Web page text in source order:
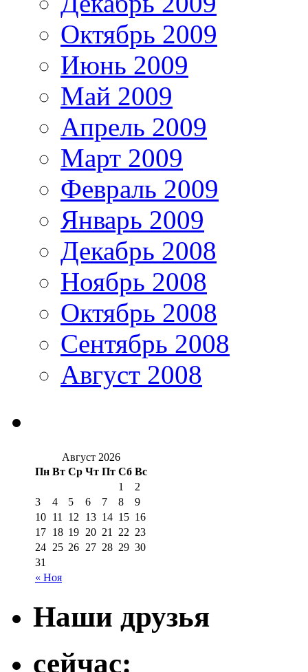
Октябрь 2009
Июнь 2009
Май 2009
Апрель 2009
Март 2009
Февраль 2009
Январь 2009
Декабрь 2008
Ноябрь 2008
Октябрь 2008
Сентябрь 2008
Август 2008
Август 2026
Пн Вт Ср Чт Пт Сб Вс
« Ноя
1
2
3
4 5 6 7 8
9
10 11 12 13 14 15 16
17 18 19 20 21 22 23
24 25 26 27 28 29 30
31
Наши друзья
сейчас: